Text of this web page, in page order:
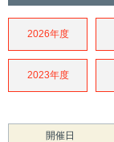
2026年度
2023年度
開催日